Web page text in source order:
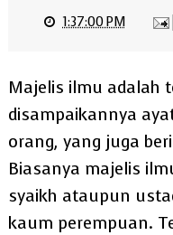
1:37:00 PM
Majelis ilmu adalah
disampaikannya
orang, yang juga
Biasanya majelis
syaikh ataupun
kaum perempuan.